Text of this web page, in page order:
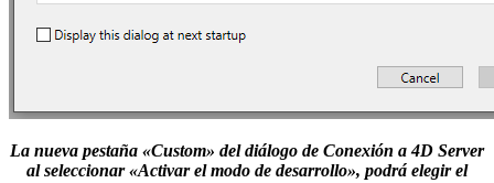
La nueva pestaña «Custom» del diálogo de Conexión a 4D Server
al seleccionar «Activar el modo de desarrollo», podrá elegir el